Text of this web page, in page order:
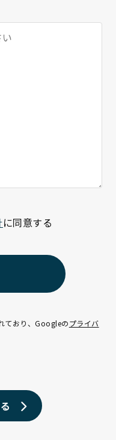
に同意する
ており、Googleのプライバ